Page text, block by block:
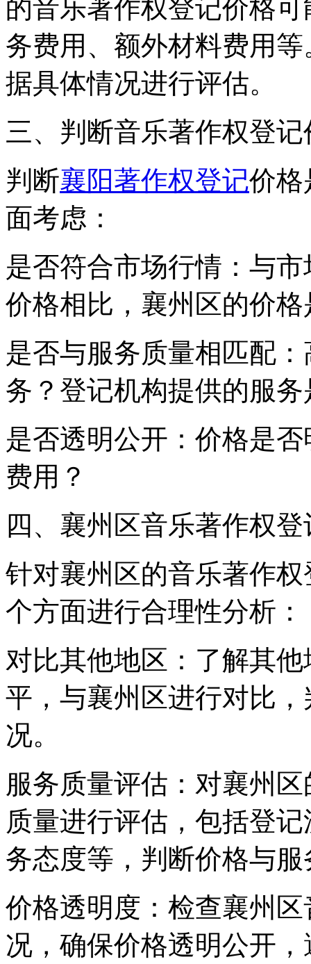
的音乐著作权登记价格
务费用、额外材料费用
据具体情况进行评估。
三、判断音乐著作权登
判断襄阳著作权登记价格
面考虑：
是否符合市场行情：与
价格相比，襄州区的价
是否与服务质量相匹配
务？登记机构提供的服
是否透明公开：价格是
费用？
四、襄州区音乐著作权
针对襄州区的音乐著作
个方面进行合理性分析：
对比其他地区：了解其
平，与襄州区进行对比
况。
服务质量评估：对襄州
质量进行评估，包括登
务态度等，判断价格与
价格透明度：检查襄州
况，确保价格透明公开